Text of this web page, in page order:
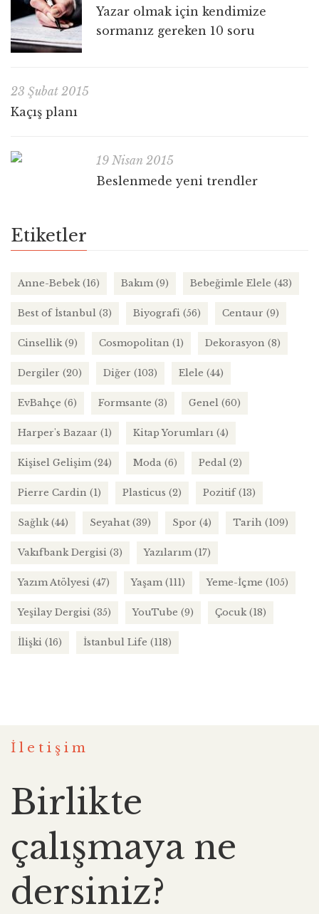
Yazar olmak için kendimize
sormanız gereken 10 soru
23 Şubat 2015
Kaçış planı
19 Nisan 2015
Beslenmede yeni trendler
Etiketler
Anne-Bebek(16) Bakım (9) Bebeğimle Elele (43)
Best of İstanbul (3) Biyografi (56) Centaur (9)
Cinsellik(9) Cosmopolitan (1) Dekorasyon (8)
Dergiler (20) Diğer (103) Elele (44)
EvBahçe (6) Formsante (3) Genel (60)
Harper's Bazaar (1) Kitap Yorumları (4)
Kişisel Gelişim (24) Moda (6) Pedal (2)
Pierre Cardin (1) Plasticus (2) Pozitif(13)
Sağlık(44) Seyahat (39) Spor (4) Tarih (109)
Vakıfbank Dergisi (3) Yazılarım (17)
Yazım Atölyesi (47) Yaşam (111) Yeme-İçme (105)
Yeşilay Dergisi (35) YouTube (9) Çocuk(18)
İlişki (16) İstanbul Life (118)
İletişim
Birlikte
çalışmaya ne
dersiniz?